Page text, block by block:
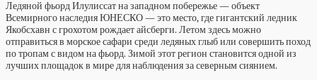
Ледяной фьорд Илулиссат на западном побережье — объект
Всемирного наследия ЮНЕСКО — это место, где гигантский ледник
Якобсхавн с грохотом рождает айсберги. Летом здесь можно
отправиться в морское сафари среди ледяных глыб или совершить поход
по тропам с видом на фьорд. Зимой этот регион становится одной из
лучших площадок в мире для наблюдения за северным сиянием.